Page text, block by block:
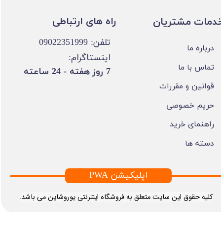
​کلیه حقوق این سایت متعلق به فروشگاه اینترنتی یوروشاین می باشد.
مشتریان
درباره ما
تماس با ما
قوانین و مقررات
حریم خصوصی
راهنمای خرید
دسته ها
تلفن: 09022351999
اینستاگرام:
​7 روز هفته - 24 ساعته ​​​​​​​
PWA اپلیکیشن
​​راه های ارتباطی